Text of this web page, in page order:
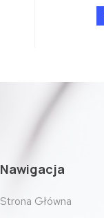
Nawigacja
Strona Główna